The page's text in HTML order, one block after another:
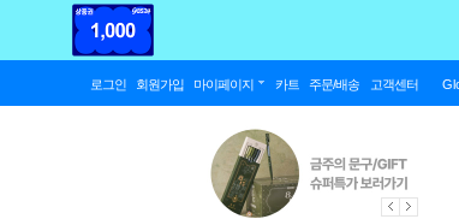
로그인 회원가입 마이페이지 카트 주문/배송 고객센터